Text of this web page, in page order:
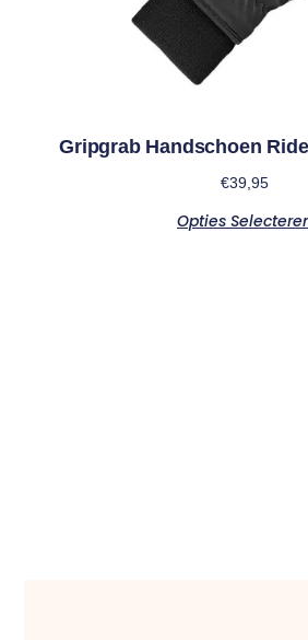
Gripgrab Handschoen
€39,95
Opties